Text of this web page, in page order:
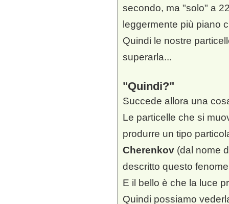
secondo, ma "solo" a
leggermente più piano
Quindi le nostre
superarla...
Quindi?
Succede allora una
Le particelle che si
produrre un tipo
Cherenkov(dal nome
descritto questo
E il bello è che la luce
Quindi possiamo